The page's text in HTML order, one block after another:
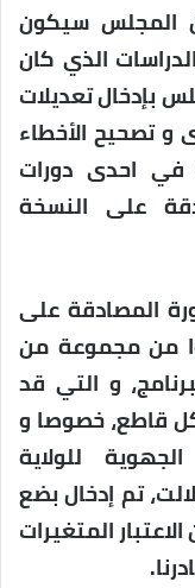
المجلس سيكون
الذي كان
بإدخال تعديلات
و تصحيح الأخطاء
في احدى دورات
على النسخة
المصادقة على
من مجموعة من
و التي قد
قاطع، خصوصا و
للولاية
تم إدخال بضع
المتغيرات